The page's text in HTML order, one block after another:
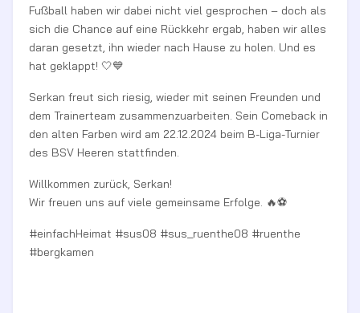
Fußball haben wir dabei nicht viel gesprochen – doch als
sich die Chance auf eine Rückkehr ergab, haben wir alles
daran gesetzt, ihn wieder nach Hause zu holen. Und es
hat geklappt! 🤍💙
Serkan freut sich riesig, wieder mit seinen Freunden und
dem Trainerteam zusammenzuarbeiten. Sein Comeback in
den alten Farben wird am 22.12.2024 beim B-Liga-Turnier
des BSV Heeren stattfinden.
Willkommen zurück, Serkan!
Wir freuen uns auf viele gemeinsame Erfolge. 🔥⚽️
#einfachHeimat #sus08 #sus_ruenthe08 #ruenthe
#bergkamen